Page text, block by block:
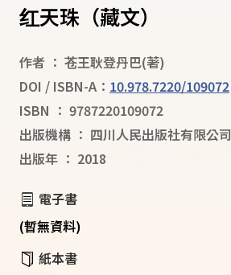
红天珠（藏文）
作者 ： 苍王耿登丹巴(著)
DOI / ISBN-A： 10.978.7220/109072
ISBN ： 9787220109072
出版機構 ： 四川人民出版社有限公司
出版年 ： 2018
電子書
(暫無資料)
紙本書